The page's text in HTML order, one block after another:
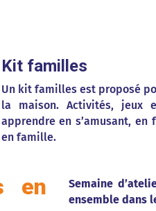
Kit familles
Un kit familles est proposé
la maison. Activités, jeux
apprendre en s’amusant,
en famille.
en
Semaine
ensemble dans